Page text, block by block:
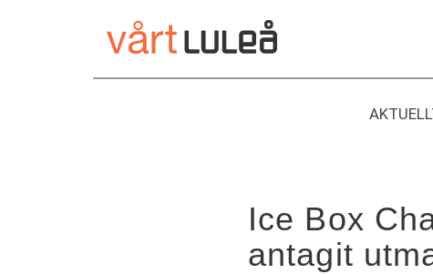
Ice Box
antagit